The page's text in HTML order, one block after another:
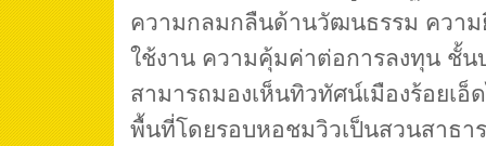
ความกลมกลืนด้านวัฒนธรรม ความ
ใช้งาน ความคุ้มค่าต่อการลงทุน ชั้
สามารถมองเห็นทิวทัศน์เมืองร้อยเอ็
พื้นที่โดยรอบหอชมวิวเป็นสวนสาธ